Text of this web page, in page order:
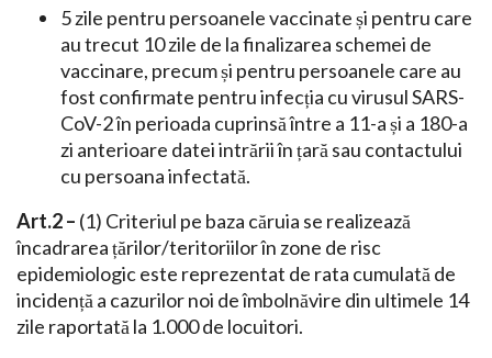
5 zile pentru persoanele vaccinate și pentru care
au trecut 10 zile de la finalizarea schemei de
vaccinare, precum și pentru persoanele care au
fost confirmate pentru infecția cu virusul SARS-
CoV-2 în perioada cuprinsă între a 11-a și a 180-a
zi anterioare datei intrării în țară sau contactului
cu persoana infectată.
Art.2 – (1) Criteriul pe baza căruia se realizează
încadrarea țărilor/teritoriilor în zone de risc
epidemiologic este reprezentat de rata cumulată de
incidență a cazurilor noi de îmbolnăvire din ultimele 14
zile raportată la 1.000 de locuitori.